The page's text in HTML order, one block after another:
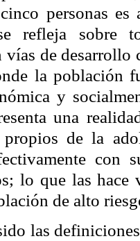
personas es
refleja sobre
vías de desarrollo
la población
y
una
propios de la
con
lo que las hace
de alto
las